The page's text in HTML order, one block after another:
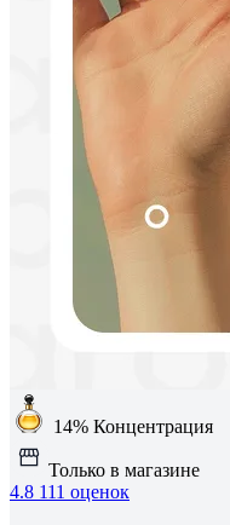
14% Концентрация
Только в магазине
4.8 111 оценок